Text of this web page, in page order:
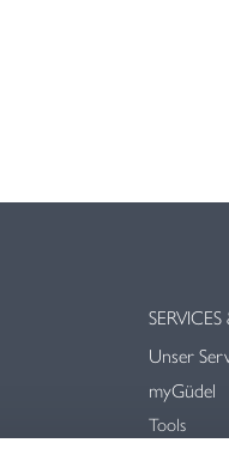
Unser
myGüdel
Tools